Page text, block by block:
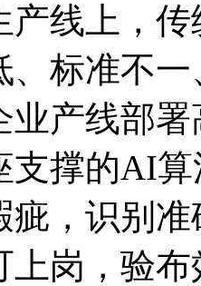
线上，
、标准不
产线部署
的AI算法
疵，识
岗，验